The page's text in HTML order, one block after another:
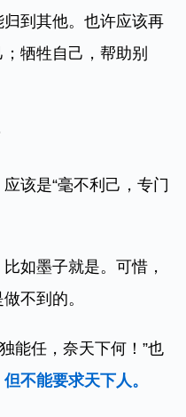
到其他。也许应该再
牺牲自己，帮助别
该是“毫不利己，专门
如墨子就是。可惜，
不到的。
能任，奈天下何！”也
不能要求天下人。